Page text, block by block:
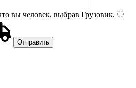
вы человек, выбрав Грузовик.